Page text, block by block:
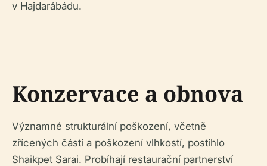
v Hajdarábádu.
Konzervace a obnova
Významné strukturální poškození, včetně
zřícených částí a poškození vlhkostí, postihlo
Shaikpet Sarai. Probíhají restaurační partnerství